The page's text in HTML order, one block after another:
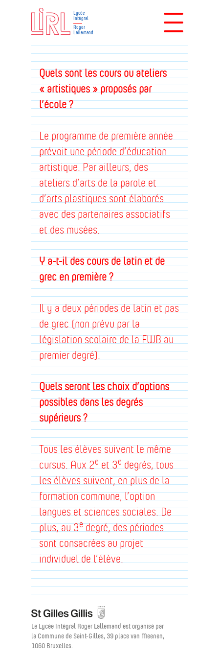
Lycée
Intégral
Roger
Lallemand
Quels sont les cours ou ateliers
« artistiques » proposés par
l’école ?
Le programme de première année
prévoit une période d’éducation
artistique. Par ailleurs, des
ateliers d’arts de la parole et
d’arts plastiques sont élaborés
avec des partenaires associatifs
et des musées.
Y a-t-il des cours de latin et de
grec en première ?
Il y a deux périodes de latin et pas
de grec (non prévu par la
législation scolaire de la FWB au
premier degré).
Quels seront les choix d’options
possibles dans les degrés
supérieurs ?
Tous les élèves suivent le même
cursus. Aux 2eet 3edegrés, tous
les élèves suivent, en plus de la
formation commune, l’option
langues et sciences sociales. De
plus, au 3edegré, des périodes
sont consacrées au projet
individuel de l’élève.
Le Lycée Intégral Roger Lallemand est organisé par
la Commune de Saint-Gilles, 39 place van Meenen,
1060 Bruxelles.